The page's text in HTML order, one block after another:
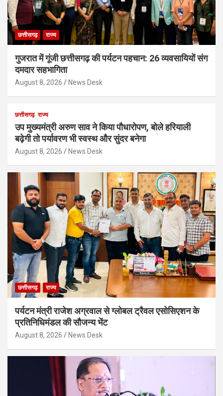
छत्तीसगढ़ राज्य
गुजरात में गूंजी छत्तीसगढ़ की पर्यटन पहचान: 26 व्यवसायियों संग
दमदार सहभागिता
August 8, 2026 News Desk
छत्तीसगढ़ राज्य
उप मुख्यमंत्री अरुण साव ने किया पौधारोपण, बोले हरियाली
बढ़ेगी तो पर्यावरण भी स्वस्थ और सुंदर बनेगा
August 8, 2026 News Desk
छत्तीसगढ़ राज्य
पर्यटन मंत्री राजेश अग्रवाल से ग्लोबल ट्रैवल एसोसिएशन के
प्रतिनिधिमंडल की सौजन्य भेंट
August 8, 2026 News Desk